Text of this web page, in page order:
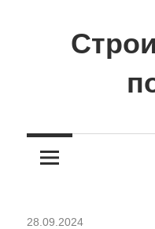
содержимому
о
стройке
28.09.2024